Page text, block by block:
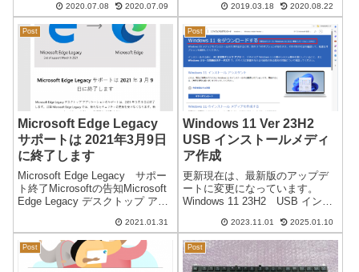
のアイコンがあり、お絵かきア
プリのようだったので、どのよ
うなアプリなのか検証するつも
りでイ...
2020.07.08 2020.07.09
す。144×256ピクセル288×512ピ
クセル ←ぼやける432×...
2019.03.18 2020.08.22
Post
Microsoft Edge Legacy
サポートは 2021年3月9日
に終了します
Microsoft Edge Legacy サポー
ト終了Microsoftの告知Microsoft
Edge Legacy デスクトップ アプ
2021 年 3 月 9 日に終了します。
以降 Microsoft Ed...
2021.01.31
Post
Windows 11 Ver 23H2
USB インストールメディ
ア作成
更新現在は、最新版のアップデ
ートに変更になっています。
Windows 11 23H2 USB インス
2023/11/01Windows 11 バージョ
ン 23H2 のアップデートが可能
になりました。通常のアップ
デ...
2023.11.01 2025.01.10
Post Post